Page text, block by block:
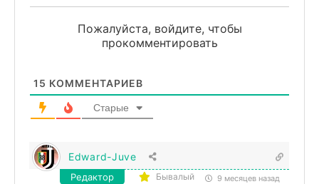
Пожалуйста, войдите, чтобы
прокомментировать
15 КОММЕНТАРИЕВ
Старые
Edward-Juve
Редактор Бывалый 9 месяцев назад